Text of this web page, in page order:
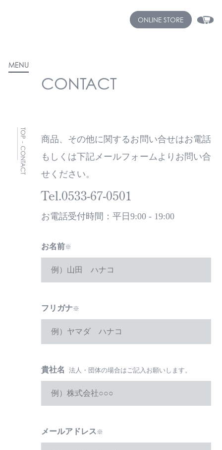
ONLINE STORE
MENU
TOP
-
CONTACT
CONTACT
商品、その他に関するお問い合せはお電話
もしくは下記メールフォームよりお問い合
せください。
Tel.0533-67-0501
お電話受付時間：平日9:00 - 19:00
お名前※
フリガナ※
貴社名 法人・団体の場合はご記入 お願いします。
メールアドレス ※